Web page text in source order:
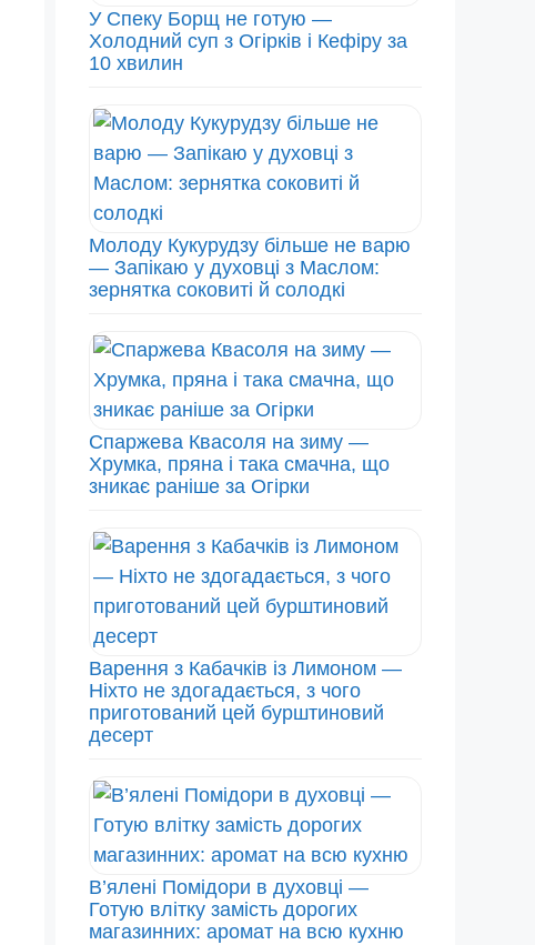
У Спеку Борщ не готую —
Холодний суп з Огірків і Кефіру за
10 хвилин
Молоду Кукурудзу більше не варю
— Запікаю у духовці з Маслом:
зернятка соковиті й солодкі
Спаржева Квасоля на зиму —
Хрумка, пряна і така смачна, що
зникає раніше за Огірки
Варення з Кабачків із Лимоном —
Ніхто не здогадається, з чого
приготований цей бурштиновий
десерт
В’ялені Помідори в духовці —
Готую влітку замість дорогих
магазинних: аромат на всю кухню